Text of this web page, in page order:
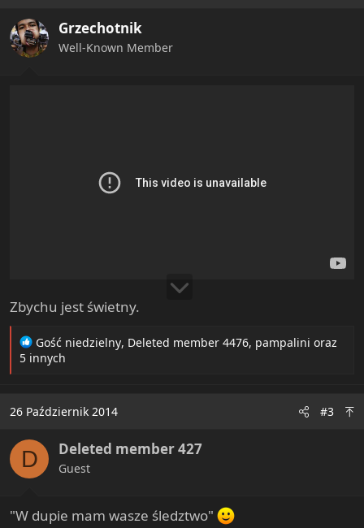
o
n
s
Grzechotnik
Well-Known Member
Zbychu jest świetny.
R
e
i
n
s
:
Gość niedzielny, Deleted member 4476, pampalini oraz
5 innych
26 Październik 2014 #3
D Deleted member 427
Guest
"W dupie mam wasze śledztwo"